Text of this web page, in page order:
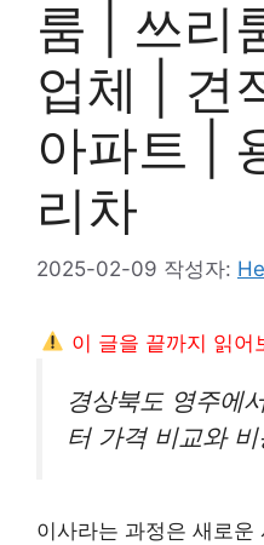
룸 | 쓰리
업체 | 견
아파트 |
리차
2025-02-09 작성자:
이 글을 끝까지 읽어
경상북도 영주에
터 가격 비교와
이사라는 과정은 새로